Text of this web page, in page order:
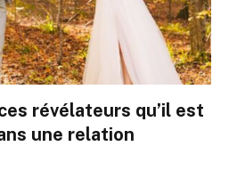
révélateurs qu’il est
une relation